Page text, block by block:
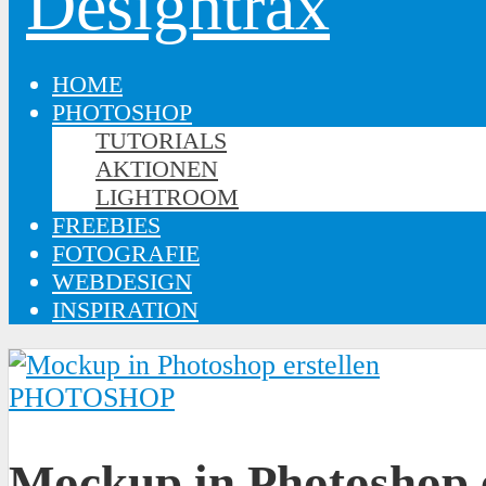
HOME
PHOTOSHOP
TUTORIALS
AKTIONEN
LIGHTROOM
FREEBIES
FOTOGRAFIE
WEBDESIGN
INSPIRATION
PHOTOSHOP